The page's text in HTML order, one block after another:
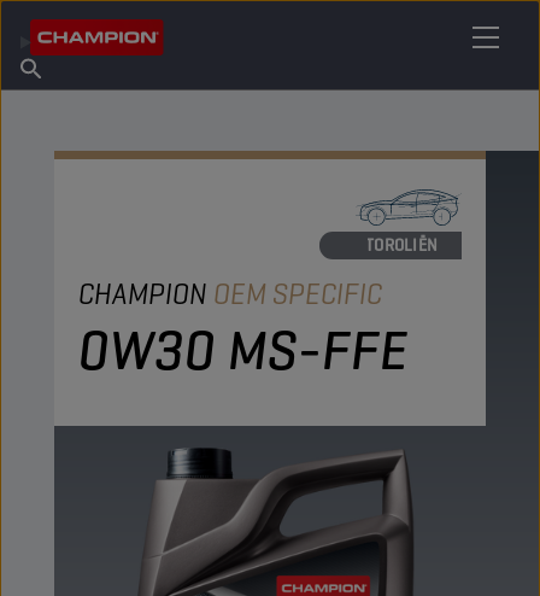
Over Champion
Vind een verkooppunt
MOTOROLIËN
CHAMPION OEM SPECIFIC
0W30 MS-FFE